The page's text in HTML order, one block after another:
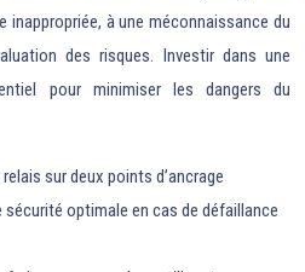
à une méconnaissance du
des risques. Investir dans une
pour minimiser les dangers du
sur deux points d’ancrage
optimale en cas de défaillance